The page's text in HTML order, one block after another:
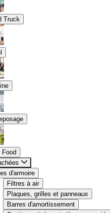
Truck
Food
d'armoire
Filtres à air
Plaques, grilles et panneaux
Barres d'amortissement